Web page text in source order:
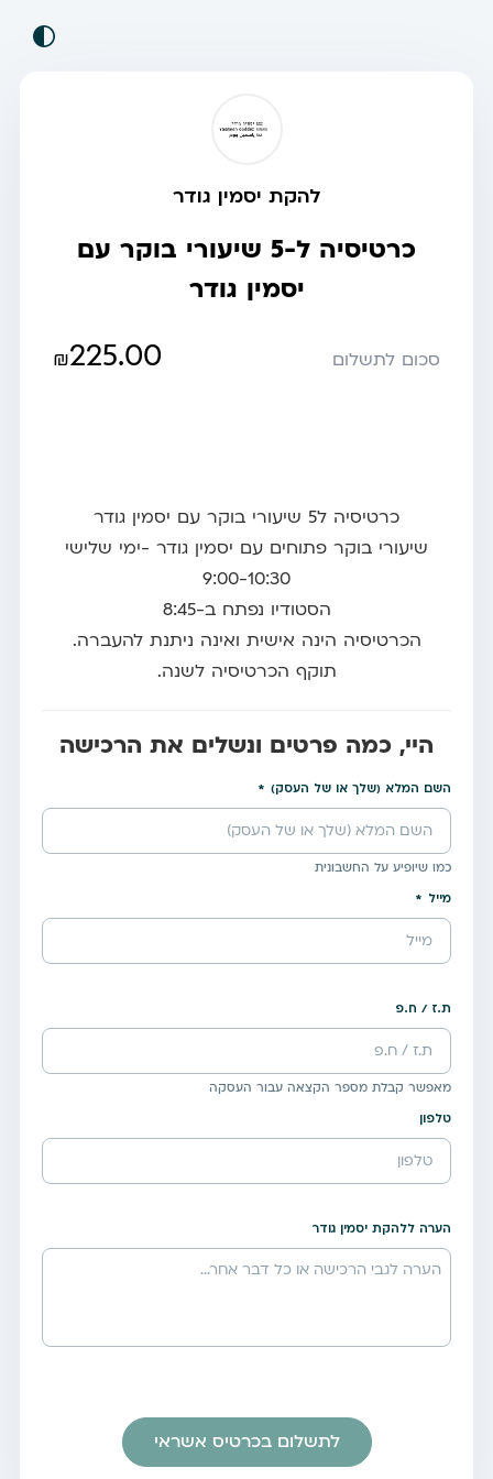
להקת יסמין גודר
כרטיסיה ל-5 שיעורי בוקר עם
יסמין גודר
סכום לתשלום ₪225.00
כרטיסיה ל5 שיעורי בוקר עם יסמין גודר
שיעורי בוקר פתוחים עם יסמין גודר -ימי שלישי
9:00-10:30
הסטודיו נפתח ב-8:45
הכרטיסיה הינה אישית ואינה ניתנת להעברה.
תוקף הכרטיסיה לשנה.
היי, כמה פרטים ונשלים את הרכישה
השם המלא (שלך או של העסק)
כמו שיופיע על החשבונית
מייל
ת.ז / ח.פ
מאפשר קבלת מספר הקצאה עבור העסקה
טלפון
הערה ללהקת יסמין גודר
לתשלום בכרטיס אשראי